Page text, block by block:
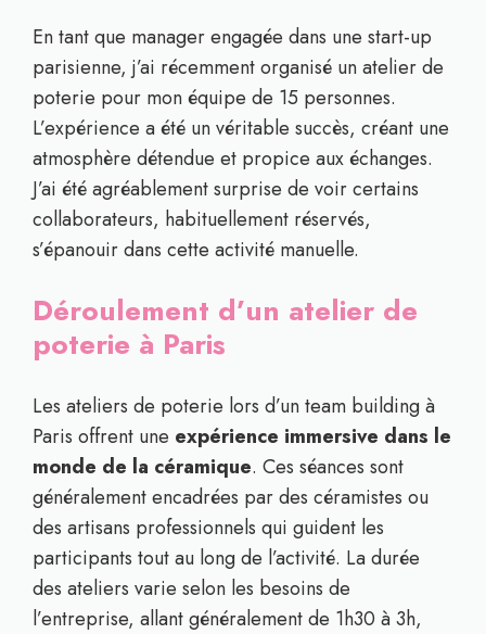
En tant que manager engagée dans une start-up
parisienne, j’ai récemment organisé un atelier de
poterie pour mon équipe de 15 personnes.
L’expérience a été un véritable succès, créant une
atmosphère détendue et propice aux échanges.
J’ai été agréablement surprise de voir certains
collaborateurs, habituellement réservés,
s’épanouir dans cette activité manuelle.
Déroulement d’un atelier de
poterie à Paris
Les ateliers de poterie lors d’un team building à
Paris offrent une expérience immersive dans le
monde de la céramique. Ces séances sont
généralement encadrées par des céramistes ou
des artisans professionnels qui guident les
participants tout au long de l’activité. La durée
des ateliers varie selon les besoins de
l’entreprise, allant généralement de 1h30 à 3h,